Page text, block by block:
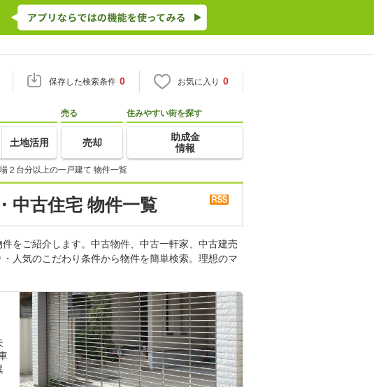
保存した検索条件 0 お気に入り 0
土地活用
売る
売却
住みやすい街を探す
助成金
情報
２台分以上の一戸建て 物件一覧
中古住宅 物件一覧
をご紹介します。中古物件、中古一軒家、中古建売
人気のこだわり条件から物件を簡単検索。理想のマ